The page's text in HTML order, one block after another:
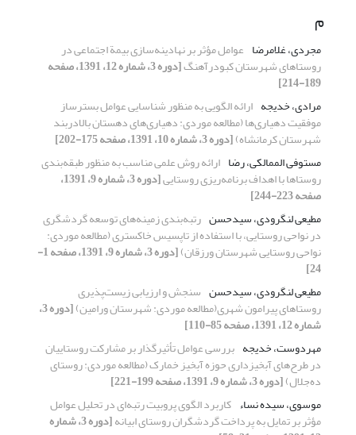
م
مجردی، غلامرضا عوامل مؤثر بر نهادینه‌سازی بیمة اجتماعی در
روستاهای شهرستان کبودرآهنگ [دوره 3، شماره 12، 1391، صفحه
189-214]
مرادی، خدیجه ارائه الگویی به منظور شناسایی عوامل بسترساز
موفقیت دهیاری‌ها (مطالعه موردی: دهیاری‌های دهستان بالادربند
شهرستان کرمانشاه)[دوره 3، شماره 10، 1391، صفحه 175-202]
مستوفی الممالکی، رضا ارائه روش علمی مناسب به منظور طبقه‌بندی
روستاها با اهداف برنامه‌ریزی روستایی [دوره 3، شماره 9، 1391،
صفحه 223-244]
مطیعی لنگرودی، سیدحسن رتبه‌بندی زمینه‌های توسعه گردشگری
در نواحی روستایی، با استفاده از تاپسیس خاکستری (مطالعه موردی:
نواحی روستایی شهرستان ورزقان) [دوره 3، شماره 9، 1391، صفحه 1-
24]
مطیعی لنگرودی، سیدحسن سنجش و ارزیابی زیست‌پذیری
روستاهای پیرامون شهری(مطالعه موردی: شهرستان ورامین) [دوره 3،
شماره 12، 1391، صفحه 85-110]
مهردوست، خدیجه بررسی عوامل تأثیرگذار بر مشارکت روستاییان
در طرح‌های آبخیزداری حوزه آبخیز خمارک (مطالعه موردی: روستای
ده‌جلال)[دوره 3، شماره 9، 1391، صفحه 199-221]
موسوی، سیده نساء کاربرد الگوی پروبیت رتبه‌ای در تحلیل عوامل
مؤثر بر تمایل به پرداخت گردشگران روستای ابیانه [دوره 3، شماره